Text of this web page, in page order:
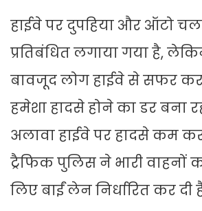
हाईवे पर दुपहिया और ऑटो
प्रतिबंधित लगाया गया है,
बावजूद लोग हाईवे से सफर
हमेशा हादसे होने का डर बना
अलावा हाईवे पर हादसे कम
ट्रैफिक पुलिस ने भारी वाहनों
लिए बाईं लेन निर्धारित कर दी